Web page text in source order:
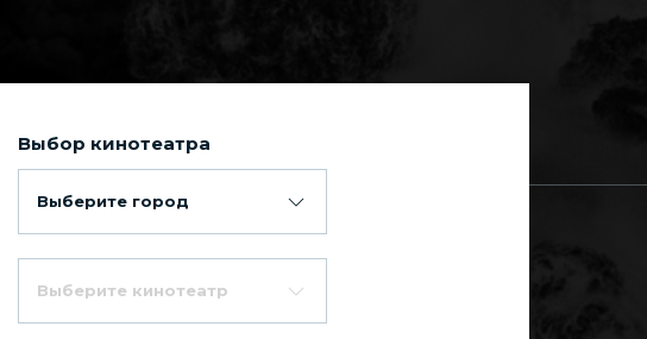
Выбор кинотеатра
Выберите город
Выберите кинотеатр